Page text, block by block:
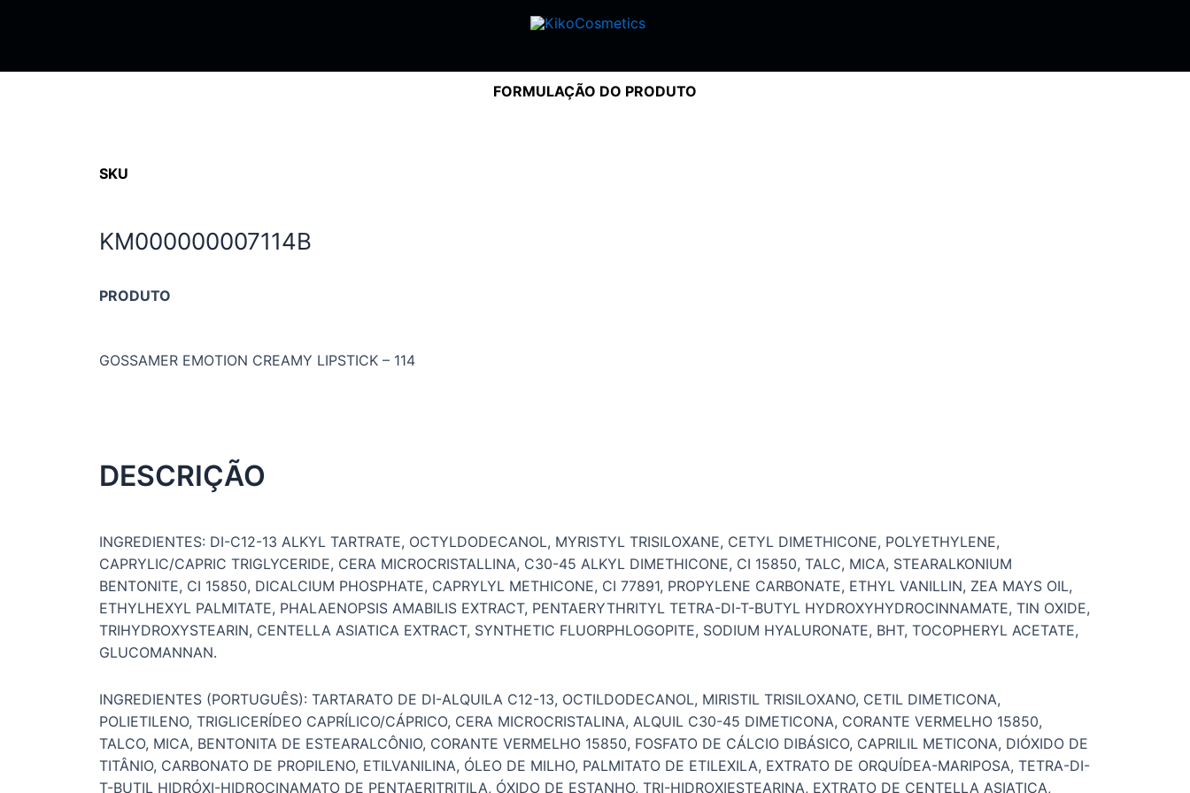
FORMULAÇÃO DO PRODUTO
SKU
KM000000007114B
PRODUTO
GOSSAMER EMOTION CREAMY LIPSTICK – 114
DESCRIÇÃO
INGREDIENTES: DI-C12-13 ALKYL TARTRATE, OCTYLDODECANOL, MYRISTYL TRISILOXANE, CETYL DIMETHICONE, POLYETHYLENE,
CAPRYLIC/CAPRIC TRIGLYCERIDE, CERA MICROCRISTALLINA, C30-45 ALKYL DIMETHICONE, CI 15850, TALC, MICA, STEARALKONIUM
BENTONITE, CI 15850, DICALCIUM PHOSPHATE, CAPRYLYL METHICONE, CI 77891, PROPYLENE CARBONATE, ETHYL VANILLIN, ZEA MAYS OIL,
ETHYLHEXYL PALMITATE, PHALAENOPSIS AMABILIS EXTRACT, PENTAERYTHRITYL TETRA-DI-T-BUTYL HYDROXYHYDROCINNAMATE, TIN OXIDE,
TRIHYDROXYSTEARIN, CENTELLA ASIATICA EXTRACT, SYNTHETIC FLUORPHLOGOPITE, SODIUM HYALURONATE, BHT, TOCOPHERYL ACETATE,
GLUCOMANNAN.
INGREDIENTES (PORTUGUÊS): TARTARATO DE DI-ALQUILA C12-13, OCTILDODECANOL, MIRISTIL TRISILOXANO, CETIL DIMETICONA,
POLIETILENO, TRIGLICERÍDEO CAPRÍLICO/CÁPRICO, CERA MICROCRISTALINA, ALQUIL C30-45 DIMETICONA, CORANTE VERMELHO 15850,
TALCO, MICA, BENTONITA DE ESTEARALCÔNIO, CORANTE VERMELHO 15850, FOSFATO DE CÁLCIO DIBÁSICO, CAPRILIL METICONA, DIÓXIDO DE
TITÂNIO, CARBONATO DE PROPILENO, ETILVANILINA, ÓLEO DE MILHO, PALMITATO DE ETILEXILA, EXTRATO DE ORQUÍDEA-MARIPOSA, TETRA-DI-
T-BUTIL HIDRÓXI-HIDROCINAMATO DE PENTAERITRITILA, ÓXIDO DE ESTANHO, TRI-HIDROXIESTEARINA, EXTRATO DE CENTELLA ASIATICA,